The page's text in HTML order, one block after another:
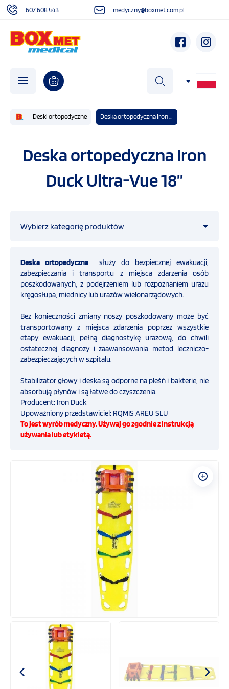
szukaj
607 608 443 medyczny@boxmet.com.pl
O NAS
AKTUALNOŚCI
SZKOLENIA
PROGRAMY UNIJNE
FILMY
KONTAKT
SKLEP
INTERNETOWY
Deski ortopedyczne Deska ortopedyczna Iron Duck Ultra-Vue 18”
Deska ortopedyczna Iron
Duck Ultra-Vue 18”
Wybierz kategorię produktów
Straż pożarna
Ratownictwo medyczne
Zestawy reanimacyjne
Ssaki Hersill
Szyny unieruchamiające
Opatrunki hemostatyczne CELOX
Transport i ewakuacja
Nosze ratunkowe i specjalistyczne
Deski ortopedyczne
Systemy stabilizujące i i unieruchamiające
Systemy ochrony biologicznej
Ubranie ratownika medycznego
Ampularium do karetki
Neseser pielęgniarski
Deska ortopedyczna
służy do bezpiecznej ewakuacji,
zabezpieczania i transportu z miejsca zdarzenia osób
poszkodowanych, z podejrzeniem lub rozpoznaniem urazu
kręgosłupa, miednicy lub urazów wielonarządowych.
Bez konieczności zmiany noszy poszkodowany może być
transportowany z miejsca zdarzenia poprzez wszystkie
etapy ewakuacji, pełną diagnostykę urazową, do chwili
ostatecznej diagnozy i zaawansowania metod leczniczo-
zabezpieczających w szpitalu.
Stabilizator głowy i deska są odporne na pleśń i bakterie, nie
absorbują płynów i są łatwe do czyszczenia.
Producent: Iron Duck
Upoważniony przedstawiciel: RQMIS AREU SLU
To jest wyrób medyczny. Używaj go zgodnie z instrukcją
używania lub etykietą.